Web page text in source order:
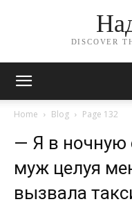
DISCOVER
Home Blog Page 132
— Я в ночную
муж целуя
вызвала